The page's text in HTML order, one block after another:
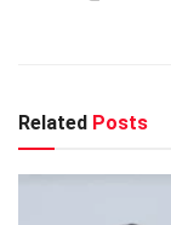
Related Posts